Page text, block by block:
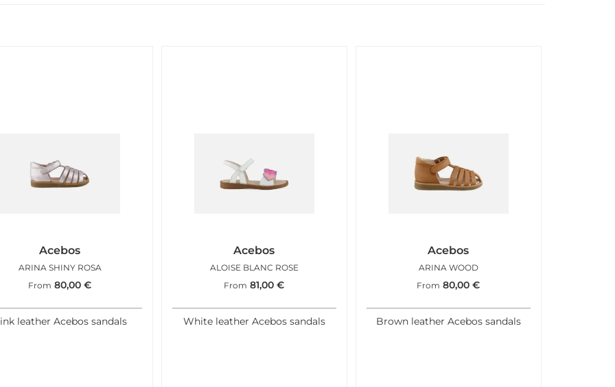
Acebos
ARINA SHINY ROSA
From 80,00€
leather Acebos sandals
Acebos
ALOISE BLANC ROSE
From 81,00€
White leather Acebos sandals
Acebos
ARINA WOOD
From 80,00€
Brown leather Acebos sandals